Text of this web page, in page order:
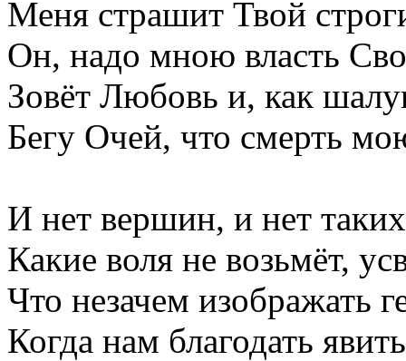
Меня страшит Твой
Он, надо мною власть
Зовёт Любовь и, как
Бегу Очей, что смерть
И нет вершин, и нет
Какие воля не возьмёт,
Что незачем изображать
Когда нам благодать